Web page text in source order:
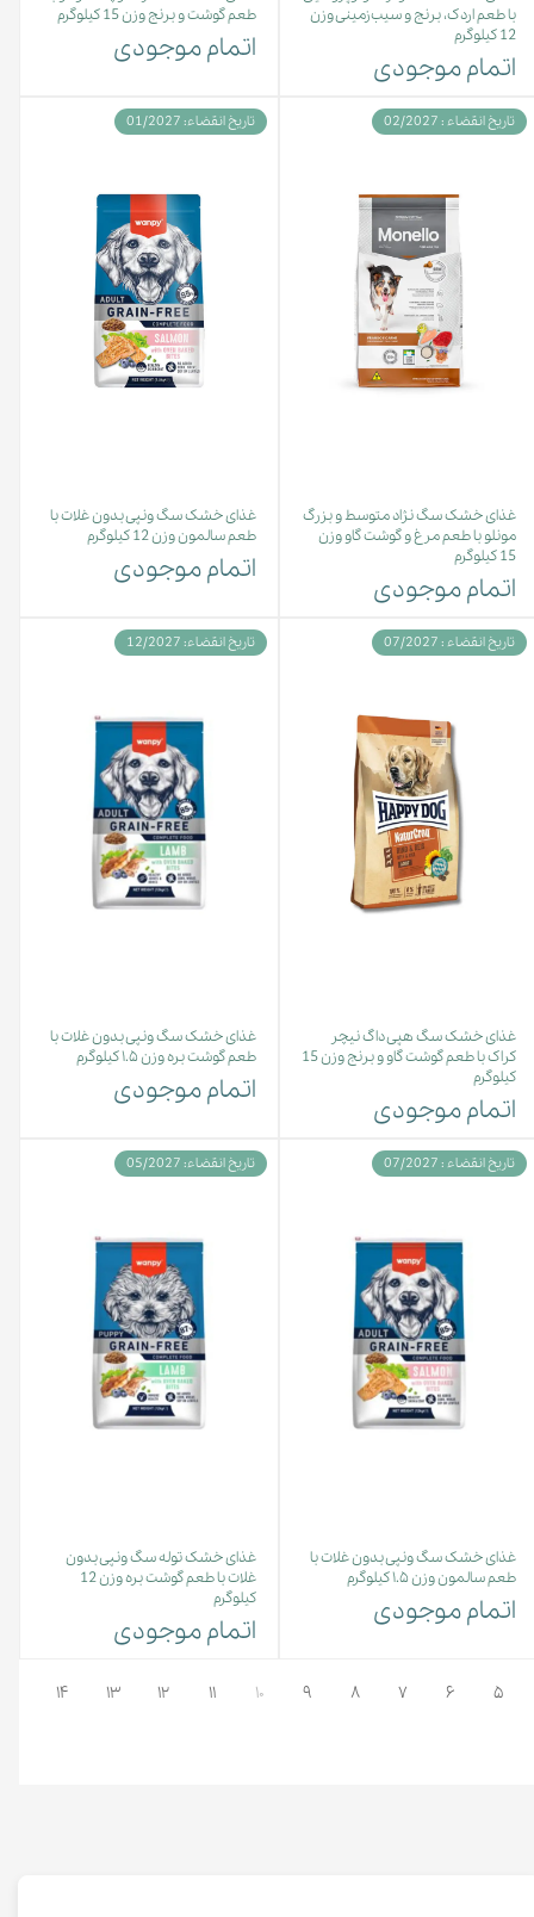
با طعم اردک، برنج و سیب‌زمینی وزن
12 کیلوگرم
اتمام موجودی
طعم گوشت و برنج وزن 15 کیلوگرم
اتمام موجودی
غذای خشک سگ نژاد متوسط و بزرگ
مونلو با طعم مرغ و گوشت گاو وزن
15 کیلوگرم
اتمام موجودی
تاریخ انقضاء : 02/2027
غذای خشک سگ ونپی بدون غلات با
طعم سالمون وزن 12 کیلوگرم
اتمام موجودی
تاریخ انقضاء: 01/2027
غذای خشک سگ هپی داگ نیچر
کراک با طعم گوشت گاو و برنج وزن 15
کیلوگرم
اتمام موجودی
تاریخ انقضاء : 07/2027
غذای خشک سگ ونپی بدون غلات با
طعم گوشت بره وزن ۱.۵ کیلوگرم
اتمام موجودی
تاریخ انقضاء: 12/2027
غذای خشک سگ ونپی بدون غلات با
طعم سالمون وزن ۱.۵ کیلوگرم
اتمام موجودی
تاریخ انقضاء : 07/2027
غذای خشک توله سگ ونپی بدون
غلات با طعم گوشت بره وزن 12
کیلوگرم
اتمام موجودی
تاریخ انقضاء: 05/2027
۵ ۶ ۷ ۸ ۹ ۱۰ ۱۱ ۱۲ ۱۳ ۱۴